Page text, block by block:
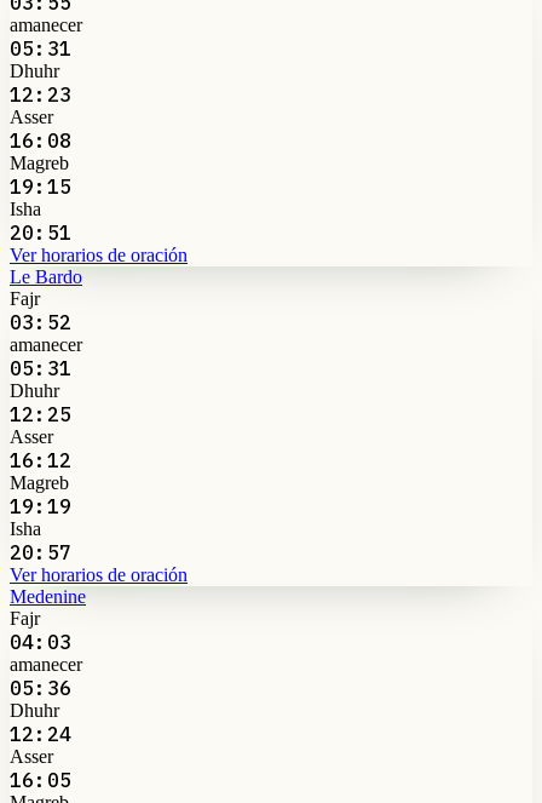
amanecer
05:31
Dhuhr
12:23
Asser
16:08
Magreb
19:15
Isha
20:51
Ver horarios de oración
Le Bardo
Fajr
03:52
amanecer
05:31
Dhuhr
12:25
Asser
16:12
Magreb
19:19
Isha
20:57
Ver horarios de oración
Medenine
Fajr
04:03
amanecer
05:36
Dhuhr
12:24
Asser
16:05